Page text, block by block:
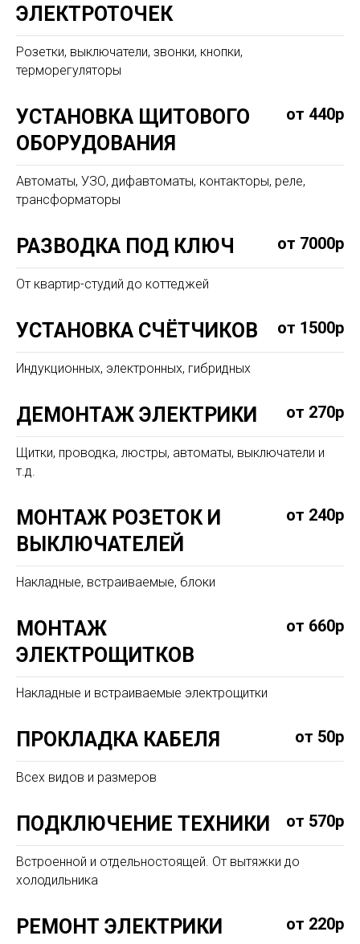
ЭЛЕКТРОТОЧЕК
Розетки, выключатели, звонки, кнопки,
терморегуляторы
УСТАНОВКА ЩИТОВОГО
ОБОРУДОВАНИЯ
от 440р
Автоматы, УЗО, дифавтоматы, контакторы, реле,
трансформаторы
РАЗВОДКА ПОД КЛЮЧ от 7000р
От квартир-студий до коттеджей
УСТАНОВКА СЧЁТЧИКОВ от 1500р
Индукционных, электронных, гибридных
ДЕМОНТАЖ ЭЛЕКТРИКИ от 270р
Щитки, проводка, люстры, автоматы, выключатели и
т.д.
МОНТАЖ РОЗЕТОК И
ВЫКЛЮЧАТЕЛЕЙ
от 240р
Накладные, встраиваемые, блоки
МОНТАЖ
ЭЛЕКТРОЩИТКОВ
от 660р
Накладные и встраиваемые электрощитки
ПРОКЛАДКА КАБЕЛЯ от 50р
Всех видов и размеров
ПОДКЛЮЧЕНИЕ ТЕХНИКИ от 570р
Встроенной и отдельностоящей. От вытяжки до
холодильника
РЕМОНТ ЭЛЕКТРИКИ от 220р